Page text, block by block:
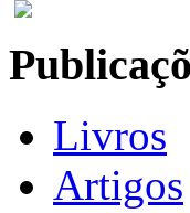
Livros
Artigos